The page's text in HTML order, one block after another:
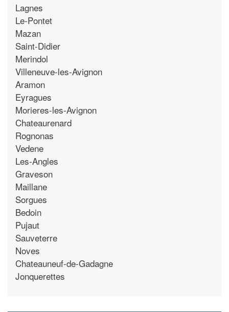
Lagnes
Le-Pontet
Mazan
Saint-Didier
Merindol
Villeneuve-les-Avignon
Aramon
Eyragues
Morieres-les-Avignon
Chateaurenard
Rognonas
Vedene
Les-Angles
Graveson
Maillane
Sorgues
Bedoin
Pujaut
Sauveterre
Noves
Chateauneuf-de-Gadagne
Jonquerettes